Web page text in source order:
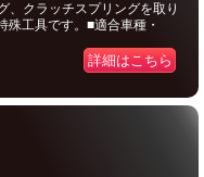
、クラッチスプリングを取り
殊工具です。■適合車種・
詳細はこちら